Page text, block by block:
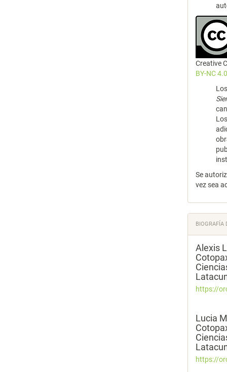
Creative
BY-NC
Se
vez sea
BIOGRAFÍA
Alexis
https://
Lucia
https://